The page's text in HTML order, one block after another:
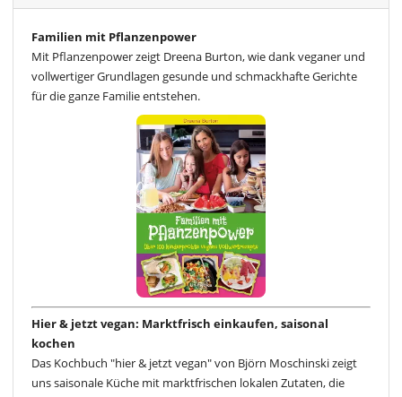
Familien mit Pflanzenpower
Mit Pflanzenpower zeigt Dreena Burton, wie dank veganer und
vollwertiger Grundlagen gesunde und schmackhafte Gerichte
für die ganze Familie entstehen.
Hier & jetzt vegan: Marktfrisch einkaufen, saisonal
kochen
Das Kochbuch "hier & jetzt vegan" von Björn Moschinski zeigt
uns saisonale Küche mit marktfrischen lokalen Zutaten, die